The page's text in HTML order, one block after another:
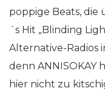
poppige Beats, die
´s Hit „Blinding
Alternative-Radios
denn ANNISOKAY
hier nicht zu